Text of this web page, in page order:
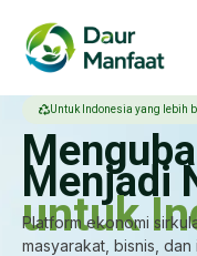
Untuk Indonesia yang lebih
Menjadi
untuk
Platform ekonomi
masyarakat, bisnis,